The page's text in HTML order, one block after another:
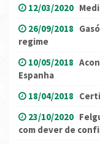
12/03/2020
26/09/2018
regime
10/05/2018
Espanha
18/04/2018
23/10/2020
com dever de